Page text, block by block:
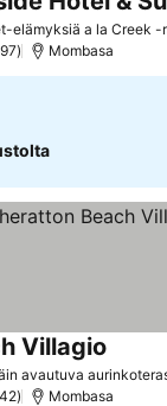
elämyksiä a la Creek -
Mombasa
avautuva
Villagio
Mombasa